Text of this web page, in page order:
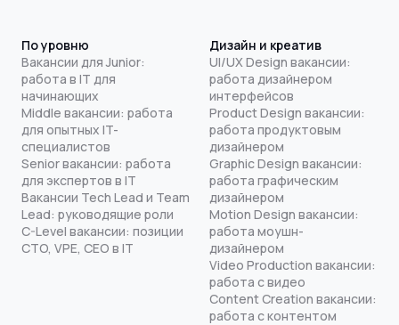
По уровню
Вакансии для Junior:
работа в IT для
начинающих
Middle вакансии: работа
для опытных IT-
специалистов
Senior вакансии: работа
для экспертов в IT
Вакансии Tech Lead и Team
Lead: руководящие роли
C-Level вакансии: позиции
CTO, VPE, CEO в IT
Дизайн и креатив
UI/UX Design вакансии:
работа дизайнером
интерфейсов
Product Design вакансии:
работа продуктовым
дизайнером
Graphic Design вакансии:
работа графическим
дизайнером
Motion Design вакансии:
работа моушн-
дизайнером
Video Production вакансии:
работа с видео
Content Creation вакансии:
работа с контентом